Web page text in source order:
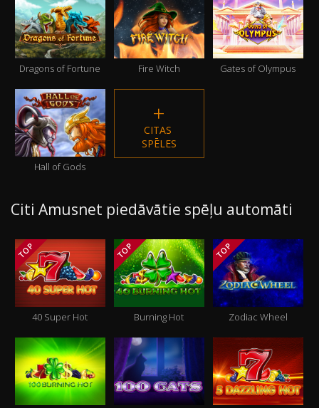
Dragons of Fortune Fire Witch Gates of Olympus
Hall of Gods
CITAS
SPĒLES
Citi Amusnet piedāvātie spēļu automāti
TOP
40 Super Hot
TOP
Burning Hot
TOP
Zodiac Wheel